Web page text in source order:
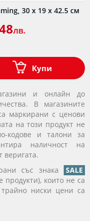
30 x 19 x 42.5 см
лв.
и онлайн до
В магазините
маркирани с ценови
на този продукт не
кодове и талони за
наличност на
веригата.
със знака
SALE
които не са
ниски цени са
Купи